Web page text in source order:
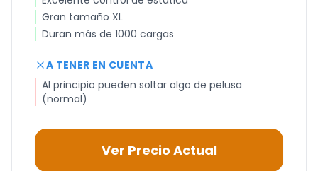
Gran tamaño XL
Duran más de 1000 cargas
A TENER EN CUENTA
Al principio pueden soltar algo de pelusa
(normal)
Ver Precio Actual